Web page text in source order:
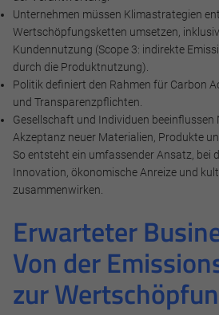
Unternehmen müssen Klimastrategien
Wertschöpfungsketten umsetzen,
Kundennutzung (Scope 3: indirekte
durch die Produktnutzung).
Politik definiert den Rahmen für Carbon
und Transparenzpflichten.
Gesellschaft und Individuen
Akzeptanz neuer Materialien, Produkte
So entsteht ein umfassender Ansatz, bei
Innovation, ökonomische Anreize und
zusammenwirken.
Erwarteter
Von der
zur
und helfen dabei, unsere Website
Zugriffe auf sichere Bereiche unserer
Cookie Informationen anzeigen
Marketing und Statistik
Marketing und Statistik Cookies
anonymes Tracking zu aktivieren.
weitergeleitet.
Cookie Informationen anzeigen